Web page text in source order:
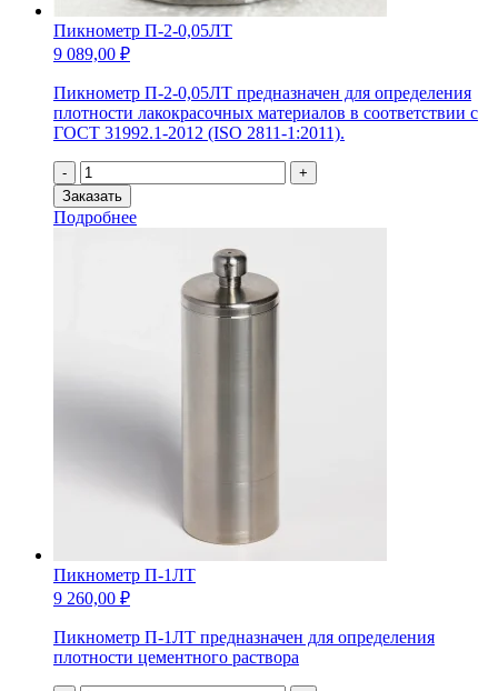
Пикнометр П-2-0,05ЛТ
9 089,00 ₽
Пикнометр П-2-0,05ЛТ предназначен для определения
плотности лакокрасочных материалов в соответствии с
ГОСТ 31992.1-2012 (ISO 2811-1:2011).
-
Количество
товара
Пикнометр
П-2-
+
Заказать
Подробнее
Пикнометр П-1ЛТ
9 260,00 ₽
Пикнометр П-1ЛТ предназначен для определения
плотности цементного раствора